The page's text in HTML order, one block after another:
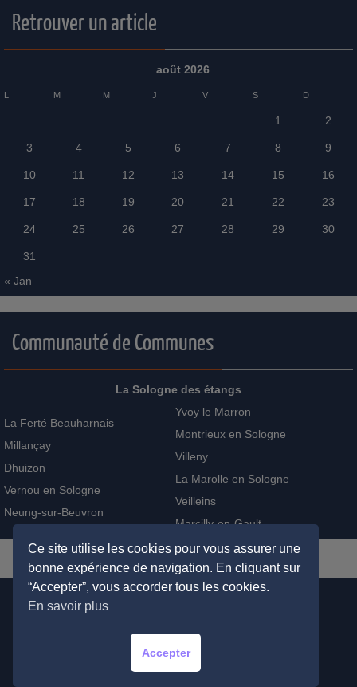
Retrouver un article
août 2026
L M M J V S D
1 2
3 4 5 6 7 8 9
10 11 12 13 14 15 16
17 18 19 20 21 22 23
24 25 26 27 28 29 30
31
« Jan
Communauté de Communes
La Sologne des étangs
La Ferté Beauharnais
Millançay
Dhuizon
Vernou en Sologne
Neung-sur-Beuvron
Yvoy le Marron
Montrieux en Sologne
Villeny
La Marolle en Sologne
Veilleins
Marcilly-en-Gault
Ce site utilise les cookies pour vous assurer une
bonne expérience de navigation. En cliquant sur
“Accepter”, vous accorder tous les cookies.
En savoir plus
Accepter